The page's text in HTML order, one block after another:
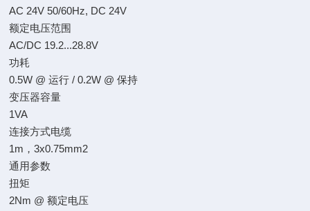
AC 24V 50/60Hz, DC 24V
额定电压范围
AC/DC 19.2...28.8V
功耗
0.5W @ 运行 / 0.2W @ 保持
变压器容量
1VA
连接方式电缆
1m，3x0.75mm2
通用参数
扭矩
2Nm @ 额定电压